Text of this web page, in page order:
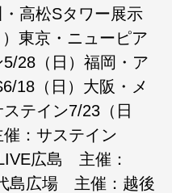
高松Sタワー展示
東京・ニューピア
28（日）福岡・ア
18（日）大阪・メ
テイン7/23（日
：サステイン
広島 主催：
島広場 主催：越後